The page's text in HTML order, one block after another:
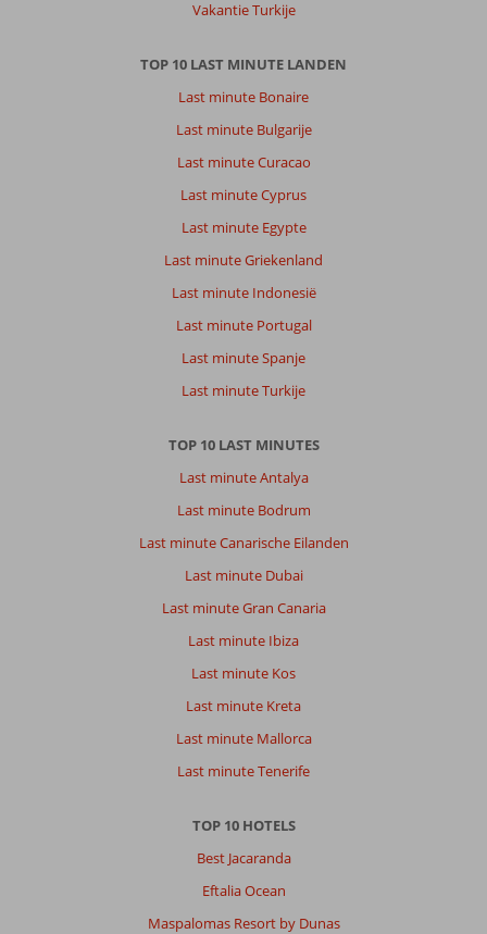
Vakantie Turkije
TOP 10 LAST MINUTE LANDEN
Last minute Bonaire
Last minute Bulgarije
Last minute Curacao
Last minute Cyprus
Last minute Egypte
Last minute Griekenland
Last minute Indonesië
Last minute Portugal
Last minute Spanje
Last minute Turkije
TOP 10 LAST MINUTES
Last minute Antalya
Last minute Bodrum
Last minute Canarische Eilanden
Last minute Dubai
Last minute Gran Canaria
Last minute Ibiza
Last minute Kos
Last minute Kreta
Last minute Mallorca
Last minute Tenerife
TOP 10 HOTELS
Best Jacaranda
Eftalia Ocean
Maspalomas Resort by Dunas